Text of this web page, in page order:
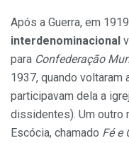
Após a Guerra, em
interdenominacional
para Confederação
1937, quando voltaram
participavam dela a
dissidentes). Um outro
Escócia, chamado Fé e